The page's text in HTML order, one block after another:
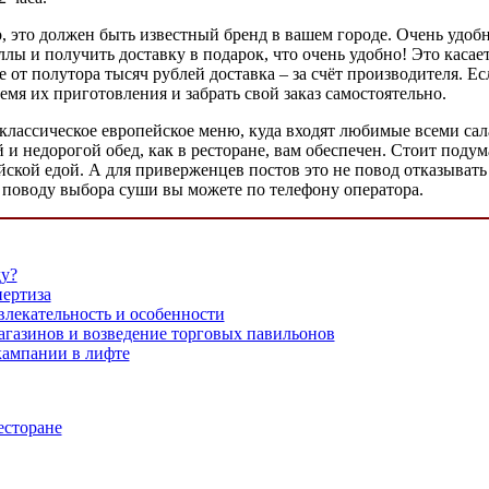
это должен быть известный бренд в вашем городе. Очень
и получить доставку в подарок, что очень удобно! Это
от полутора тысяч рублей доставка – за счёт
их приготовления и забрать свой заказ самостоятельно.
европейское меню, куда входят любимые всеми
и недорогой обед, как в ресторане, вам обеспечен. Стоит
едой. А для приверженцев постов это не повод
выбора суши вы можете по телефону оператора.
и особенности
и возведение торговых павильонов
в лифте